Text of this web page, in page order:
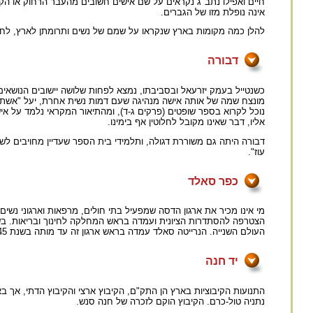
אינה נופלת מזו של הגברים.
להלן כמה מקומות בארץ שנקראו על שמם של נשים ותרומתן לארץ,
דבורה
כשנטייל בעמק יזרעאל ובסביבתו, נמצא לפחות שלושה יישובים
מונצח שמה של אותה אישה מנהיגה שעם דמות נשית אחרת, יעל "אשת
נוכל לקרוא בספר שופטים (פרקים ג-ד), ומהתיאור המקראי נלמד
אליו, דבר שאינו מקובל לחלוטין אף בימינו.
דבורה היתה גם משוררת דגולה, ותלמידי בית הספר שעדיין
עוז".
כפר סאלד
העולם השנייה. הנרייטה סאלד עמדה בראש ארגון זה עד מותה בשנת 1945. על שמה הוקם קיבוץ כפר סאלד בשנת 1942 שנמצא בגליל העליון המזרחי.
יד חנה
נתניה טול-כרם. הקיבוץ הוקם לזכרה של חנה סנש.